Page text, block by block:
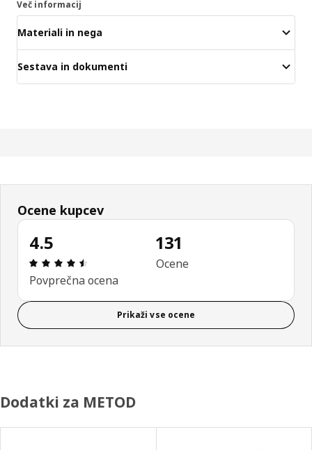
Več informacij
Materiali in nega
Sestava in dokumenti
Ocene kupcev
4.5
Ocena in komentar: 4.5 od skupno 5 zvezdic.
Povprečna ocena
131
Ocene
Prikaži vse ocene
Dodatki za METOD